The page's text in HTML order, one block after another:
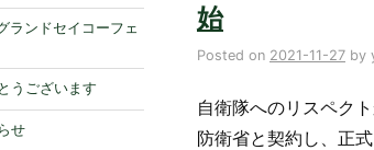
始
Posted on 2021-11-27 by
自衛隊へのリスペク
防衛省と契約し、正
ランドセイコーフェ
うございます
せ